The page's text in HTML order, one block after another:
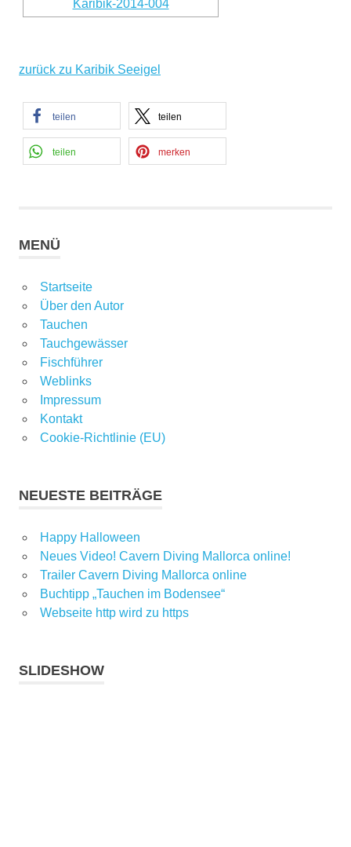
zurück zu Karibik Seeigel
teilen teilen
teilen merken
MENÜ
Startseite
Über den Autor
Tauchen
Tauchgewässer
Fischführer
Weblinks
Impressum
Kontakt
Cookie-Richtlinie (EU)
NEUESTE BEITRÄGE
Happy Halloween
Neues Video! Cavern Diving Mallorca online!
Trailer Cavern Diving Mallorca online
Buchtipp „Tauchen im Bodensee“
Webseite http wird zu https
SLIDESHOW